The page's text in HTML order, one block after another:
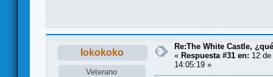
lokokoko
Veterano
Re:The White Castle,
« Respuesta #31 en: 12
14:05:19 »